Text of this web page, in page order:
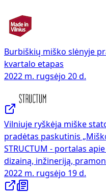
Burbiškių miško slėnyje
kvartalo etapas
2022 m. rugsėjo 20 d.
Vilniuje ryškėja miške
pradėtas paskutinis
STRUCTUM - portalas
dizainą, inžineriją,
2022 m. rugsėjo 19 d.